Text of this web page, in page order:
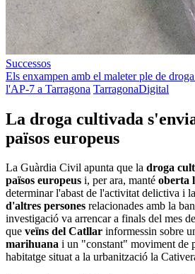
Successos
Els enxampen amb el maleter ple de
l'AP-7 a Tarragona TarragonaDigital
La droga cultivada
països europeus
La Guàrdia Civil apunta que la droga
països europeus i, per ara, manté oberta
determinar l'abast de l'activitat delictiva i
d'altres persones relacionades amb la
investigació va arrencar a finals del mes
que veïns del Catllar informessin sobre
marihuana i un "constant" moviment de
habitatge situat a la urbanització la